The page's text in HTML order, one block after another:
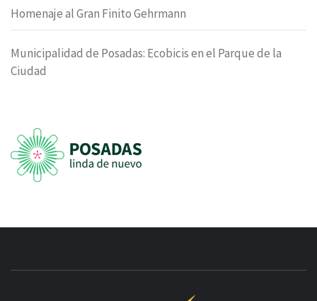
Homenaje al Gran Finito Gehrmann
Municipalidad de Posadas: Ecobicis en el Parque de la
Ciudad